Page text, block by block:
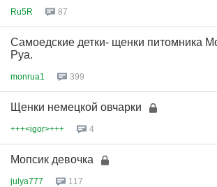
Ru5R 87
Самоедские детки- щенки питомника
Руа.
monrua1 399
Щенки немецкой овчарки
+++<igor>+++ 4
Мопсик девочка
julya777 117